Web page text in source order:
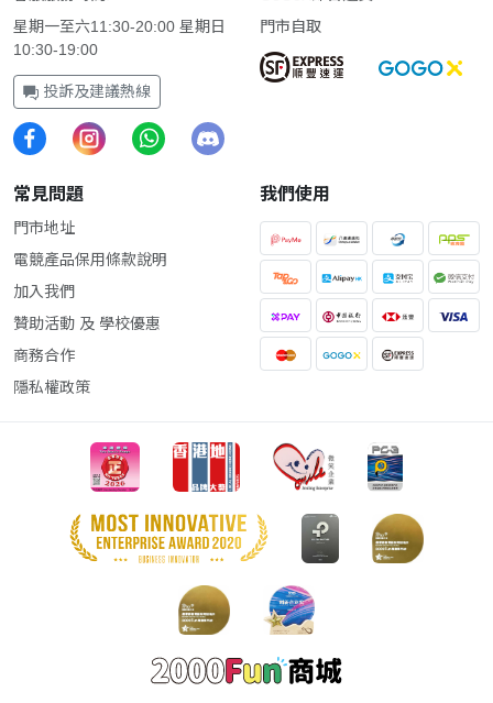
星期一至六11:30-20:00 星期日
10:30-19:00
投訴及建議熱線
門市自取
常見問題
門市地址
電競產品保用條款說明
加入我們
贊助活動 及 學校優惠
商務合作
隱私權政策
我們使用